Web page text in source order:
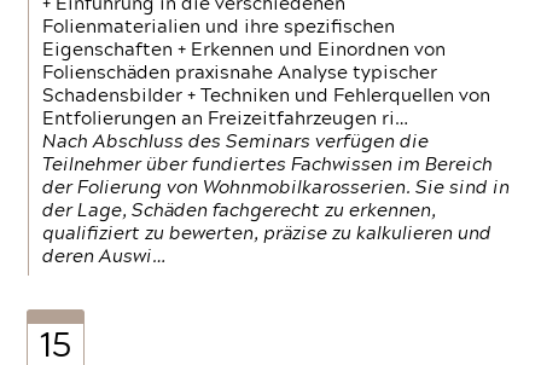
+ Einführung in die verschiedenen
Folienmaterialien und ihre spezifischen
Eigenschaften + Erkennen und Einordnen von
Folienschäden praxisnahe Analyse typischer
Schadensbilder + Techniken und Fehlerquellen von
Entfolierungen an Freizeitfahrzeugen ri…
Nach Abschluss des Seminars verfügen die
Teilnehmer über fundiertes Fachwissen im Bereich
der Folierung von Wohnmobilkarosserien. Sie sind in
der Lage, Schäden fachgerecht zu erkennen,
qualifiziert zu bewerten, präzise zu kalkulieren und
deren Auswi…
15